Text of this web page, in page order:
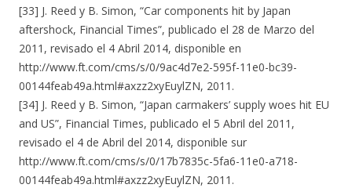
[33] J. Reed y B. Simon, “Car components hit by Japan
aftershock, Financial Times”, publicado el 28 de Marzo del
2011, revisado el 4 Abril 2014, disponible en
http://www.ft.com/cms/s/0/9ac4d7e2-595f-11e0-bc39-
00144feab49a.html#axzz2xyEuylZN, 2011.
[34] J. Reed y B. Simon, “Japan carmakers’ supply woes hit EU
and US”, Financial Times, publicado el 5 Abril del 2011,
revisado el 4 de Abril del 2014, disponible sur
http://www.ft.com/cms/s/0/17b7835c-5fa6-11e0-a718-
00144feab49a.html#axzz2xyEuylZN, 2011.